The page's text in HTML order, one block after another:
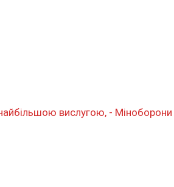
найбільшою вислугою, - Міноборони